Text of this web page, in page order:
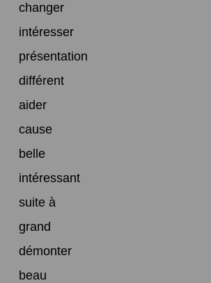
changer
intéresser
présentation
différent
aider
cause
belle
intéressant
suite à
grand
démonter
beau